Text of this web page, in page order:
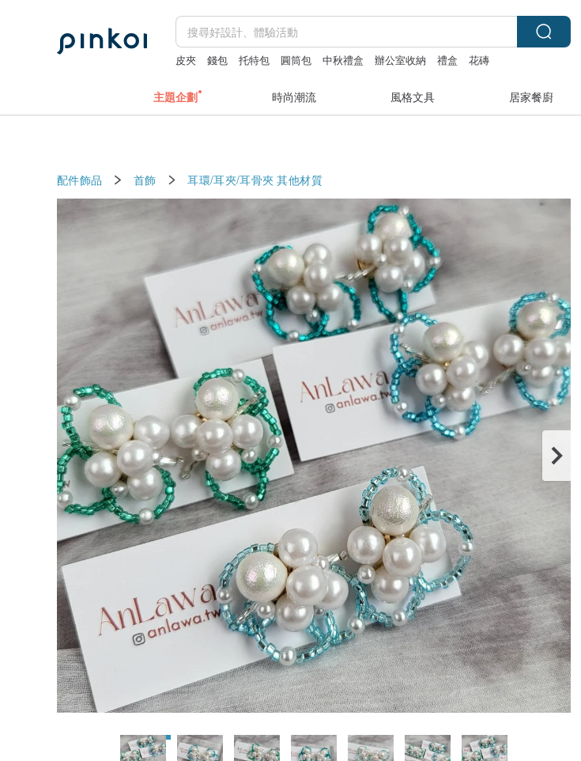
皮夾 錢包 托特包 圓筒包 中秋禮盒 辦公室收納 禮盒 花磚
主題企劃 時尚潮流 風格文具 居家餐廚
配件飾品 首飾 耳環/耳夾/耳骨夾 其他材質